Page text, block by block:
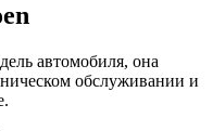
автомобиля, она
обслуживании и